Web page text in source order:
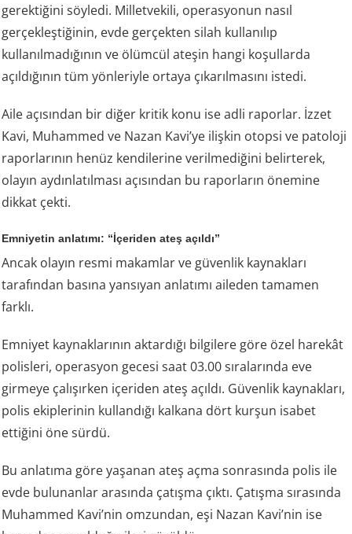
gerektiğini söyledi. Milletvekili, operasyonun nasıl
gerçekleştiğinin, evde gerçekten silah kullanılıp
kullanılmadığının ve ölümcül ateşin hangi koşullarda
açıldığının tüm yönleriyle ortaya çıkarılmasını istedi.
Aile açısından bir diğer kritik konu ise adli raporlar. İzzet
Kavi, Muhammed ve Nazan Kavi’ye ilişkin otopsi ve patoloji
raporlarının henüz kendilerine verilmediğini belirterek,
olayın aydınlatılması açısından bu raporların önemine
dikkat çekti.
Emniyetin anlatımı: “İçeriden ateş açıldı”
Ancak olayın resmi makamlar ve güvenlik kaynakları
tarafından basına yansıyan anlatımı aileden tamamen
farklı.
Emniyet kaynaklarının aktardığı bilgilere göre özel harekât
polisleri, operasyon gecesi saat 03.00 sıralarında eve
girmeye çalışırken içeriden ateş açıldı. Güvenlik kaynakları,
polis ekiplerinin kullandığı kalkana dört kurşun isabet
ettiğini öne sürdü.
Bu anlatıma göre yaşanan ateş açma sonrasında polis ile
evde bulunanlar arasında çatışma çıktı. Çatışma sırasında
Muhammed Kavi’nin omzundan, eşi Nazan Kavi’nin ise